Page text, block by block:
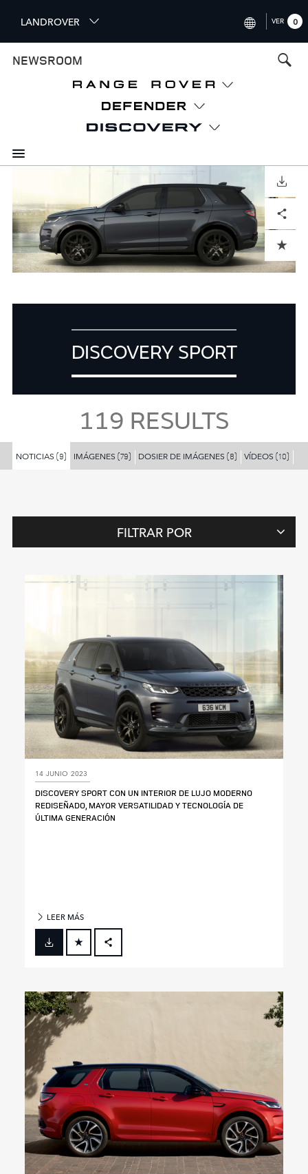
i
p
n
c
e
n
LANDROVER
FRANCE (FRANÇAIS)
SPAIN (ESPAÑOL)
ITALY (ITALIANO)
VER 0
NEWSROOM
DOWNLOAD
ADD TO CART
Facebook
X LinkedInShare
DISCOVERY SPORT
119 RESULTS
NOTICIAS (9) IMÁGENES (79) DOSIER DE IMÁGENES (8) VÍDEOS (10)
FILTRAR POR
14 JUNIO 2023
DISCOVERY SPORT CON UN INTERIOR DE LUJO MODERNO
REDISEÑADO, MAYOR VERSATILIDAD Y TECNOLOGÍA DE
ÚLTIMA GENERACIÓN
LEER MÁS
FACEBOOK